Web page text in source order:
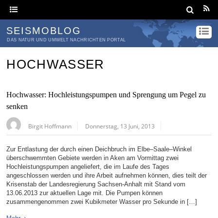
SEISMOBLOG
DAS NATUR UND UMWELT NACHRICHTEN PORTAL
HOCHWASSER
Hochwasser: Hochleistungspumpen und Sprengung um Pegel zu
senken
Birgit Hoffmann Donnerstag, 13 Juni, 2013
Zur Entlastung der durch einen Deichbruch im Elbe–Saale–Winkel
überschwemmten Gebiete werden in Aken am Vormittag zwei
Hochleistungspumpen angeliefert, die im Laufe des Tages
angeschlossen werden und ihre Arbeit aufnehmen können, dies teilt der
Krisenstab der Landesregierung Sachsen-Anhalt mit Stand vom
13.06.2013 zur aktuellen Lage mit. Die Pumpen können
zusammengenommen zwei Kubikmeter Wasser pro Sekunde in […]